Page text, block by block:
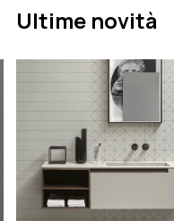
Ultime novità